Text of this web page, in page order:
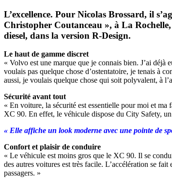
L’excellence. Pour Nicolas Brossard, il
Christopher Coutanceau », à La
diesel, dans la version R-Design.
Le haut de gamme discret
« Volvo est une marque que je connais bien. J’ai
voulais pas quelque chose d’ostentatoire, je tenais à
aussi, je voulais quelque chose qui soit polyvalent, à
Sécurité avant tout
« En voiture, la sécurité est essentielle pour moi et ma
XC 90. En effet, le véhicule dispose du City Safety,
« Elle affiche un look moderne avec une pointe de
Confort et plaisir de conduire
« Le véhicule est moins gros que le XC 90. Il se
des autres voitures est très facile. L’accélération se
passagers. »